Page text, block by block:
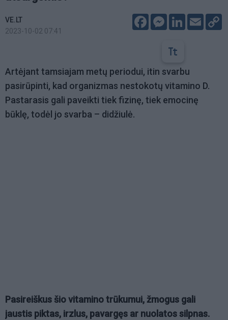
VE.LT
2023-10-02 07:41
FacebookMessenger
LinkedIn
Email
Artėjant tamsiajam metų periodui, itin svarbu
pasirūpinti, kad organizmas nestokotų vitamino D.
Pastarasis gali paveikti tiek fizinę, tiek emocinę
būklę, todėl jo svarba – didžiulė.
Pasireiškus šio vitamino trūkumui, žmogus gali
jaustis piktas, irzlus, pavargęs ar nuolatos silpnas.